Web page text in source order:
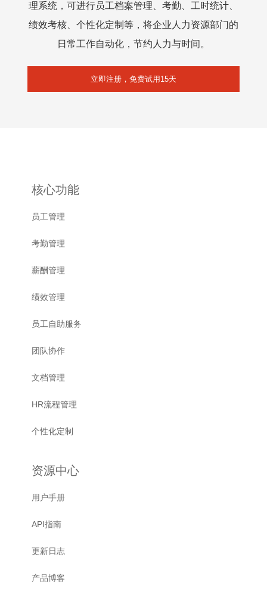
理系统，可进行员工档案管理、考勤、工时统计、
绩效考核、个性化定制等，将企业人力资源部门的
日常工作自动化，节约人力与时间。
立即注册，免费试用15天
核心功能
员工管理
考勤管理
薪酬管理
绩效管理
员工自助服务
团队协作
文档管理
HR流程管理
个性化定制
资源中心
用户手册
API指南
更新日志
产品博客